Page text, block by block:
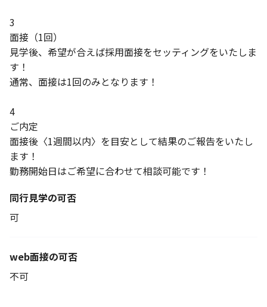
3
面接（1回）
見学後、希望が合えば採用面接をセッティングをいたしま
す！
通常、面接は1回のみとなります！
4
ご内定
面接後〈1週間以内〉を目安として結果のご報告をいたし
ます！
勤務開始日はご希望に合わせて相談可能です！
同行見学の可否
可
web面接の可否
不可